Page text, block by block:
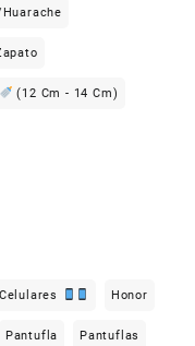
(12 Cm - 14 Cm)
Celulares Honor
Pantufla Pantuflas